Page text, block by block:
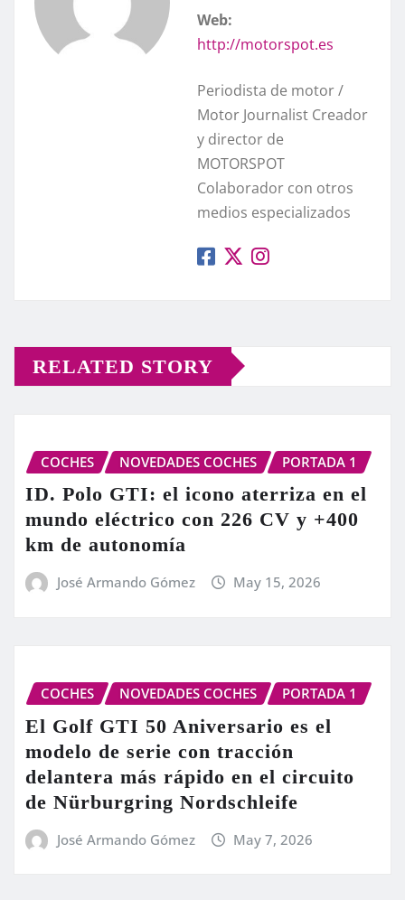
Web:
http://motorspot.es
Periodista de motor /
Motor Journalist Creador
y director de
MOTORSPOT
Colaborador con otros
medios especializados
RELATED STORY
COCHES NOVEDADES COCHES PORTADA 1
ID. Polo GTI: el icono aterriza en el
mundo eléctrico con 226 CV y +400
km de autonomía
José Armando Gómez May 15, 2026
COCHES NOVEDADES COCHES PORTADA 1
El Golf GTI 50 Aniversario es el
modelo de serie con tracción
delantera más rápido en el circuito
de Nürburgring Nordschleife
José Armando Gómez May 7, 2026